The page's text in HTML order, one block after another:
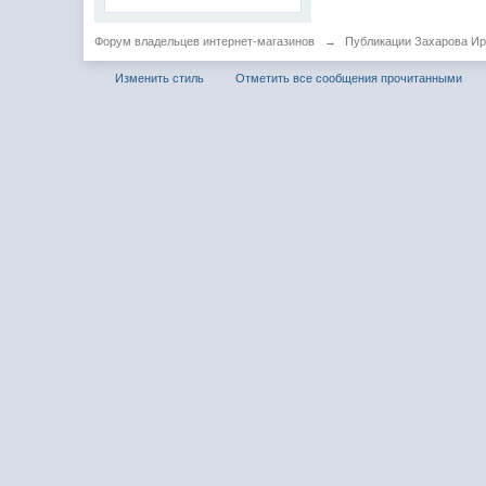
Форум владельцев интернет-магазинов → Публикации Захарова
Изменить стиль Отметить все сообщения прочитанными